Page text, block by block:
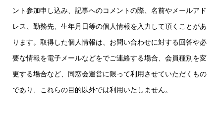
ント参加申し込み、記事へのコメントの際、名前やメールアド
レス、勤務先、生年月日等の個人情報を入力して頂くことがあ
ります。取得した個人情報は、お問い合わせに対する回答や必
要な情報を電子メールなどをでご連絡する場合、会員種別を変
更する場合など、同窓会運営に限って利用させていただくもの
であり、これらの目的以外では利用いたしません。